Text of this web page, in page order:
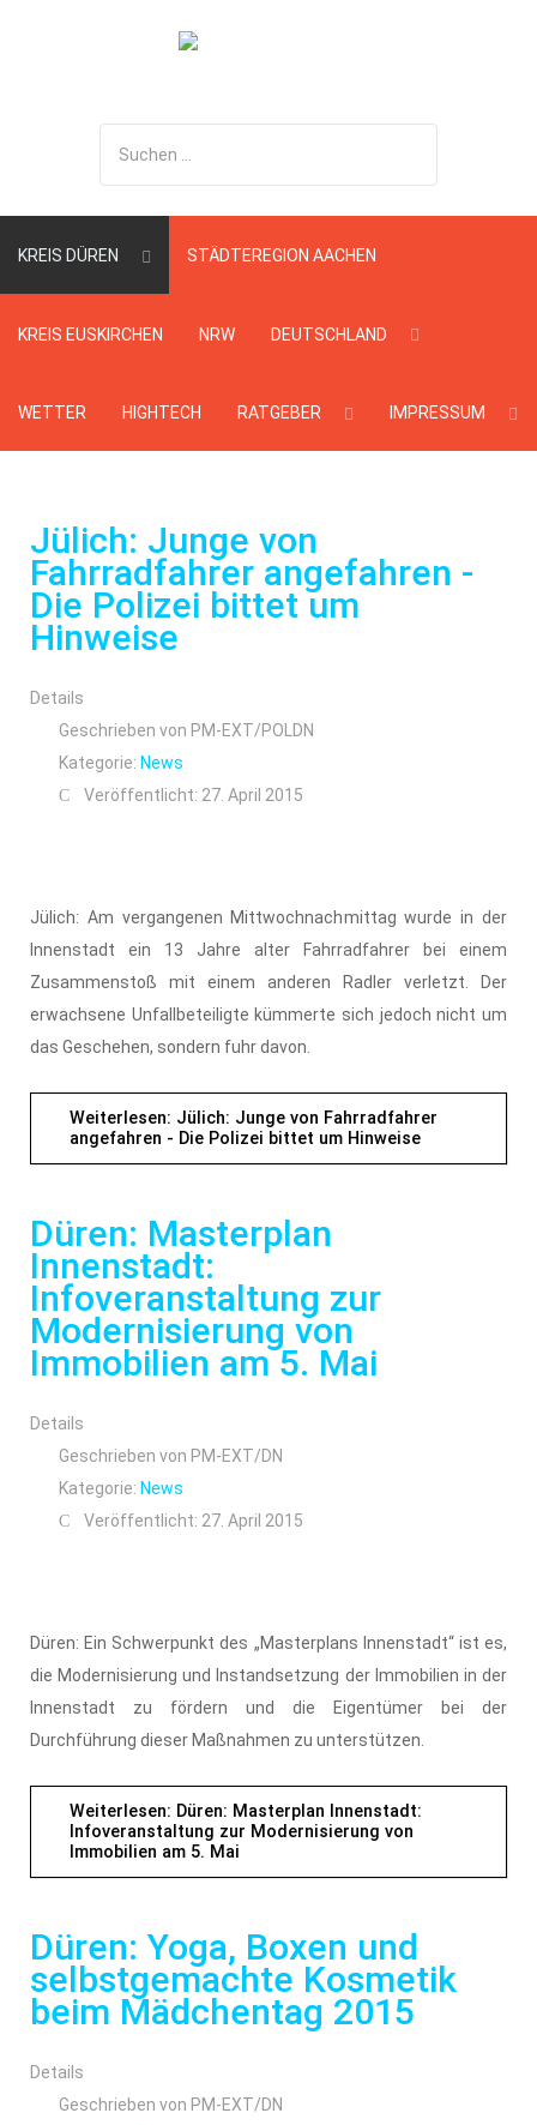
KREIS DÜREN STÄDTEREGION AACHEN
KREIS EUSKIRCHEN NRW DEUTSCHLAND
WETTER HIGHTECH RATGEBER IMPRESSUM
Jülich: Junge von
Fahrradfahrer angefahren -
Die Polizei bittet um
Hinweise
Details
Geschrieben von PM-EXT/POLDN
Kategorie: News
Veröffentlicht: 27. April 2015
Jülich: Am vergangenen Mittwochnachmittag wurde in der
Innenstadt ein 13 Jahre alter Fahrradfahrer bei einem
Zusammenstoß mit einem anderen Radler verletzt. Der
erwachsene Unfallbeteiligte kümmerte sich jedoch nicht um
das Geschehen, sondern fuhr davon.
Weiterlesen: Jülich: Junge von Fahrradfahrer
angefahren - Die Polizei bittet um Hinweise
Düren: Masterplan
Innenstadt:
Infoveranstaltung zur
Modernisierung von
Immobilien am 5. Mai
Details
Geschrieben von PM-EXT/DN
Kategorie: News
Veröffentlicht: 27. April 2015
Düren: Ein Schwerpunkt des „Masterplans Innenstadt“ ist es,
die Modernisierung und Instandsetzung der Immobilien in der
Innenstadt zu fördern und die Eigentümer bei der
Durchführung dieser Maßnahmen zu unterstützen.
Weiterlesen: Düren: Masterplan Innenstadt:
Infoveranstaltung zur Modernisierung von
Immobilien am 5. Mai
Düren: Yoga, Boxen und
selbstgemachte Kosmetik
beim Mädchentag 2015
Details
Geschrieben von PM-EXT/DN